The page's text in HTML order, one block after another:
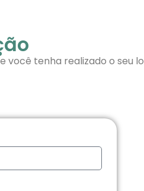
você tenha realizado o seu